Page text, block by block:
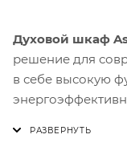
Духовой шкаф
решение для
в себе высокую